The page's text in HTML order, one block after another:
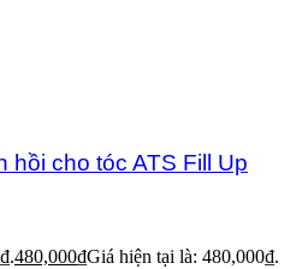
hồi cho tóc ATS Fill Up
480,000₫Giá hiện tại là: 480,000₫.